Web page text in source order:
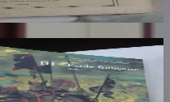
Sommaire des
et du Musée
et V